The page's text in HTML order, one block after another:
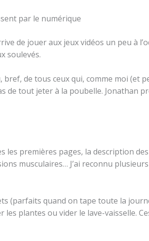
par le numérique
de jouer aux jeux vidéos un peu à
soulevés.
de tous ceux qui, comme moi (et
de tout jeter à la poubelle. Jonathan
les premières pages, la description
musculaires… J’ai reconnu
(parfaits quand on tape toute la
plantes ou vider le lave-vaisselle.